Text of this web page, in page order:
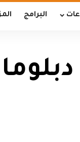
البرامج